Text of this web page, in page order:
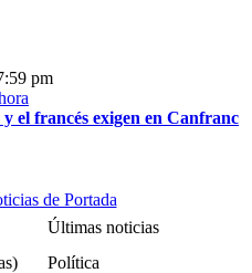
pm
el francés exigen en Canfranc
de Portada
Últimas noticias
Política